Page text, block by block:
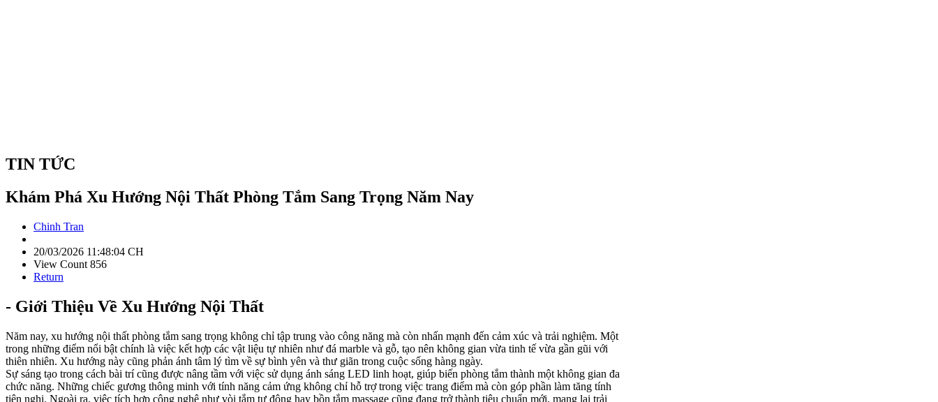
TIN TỨC
Khám Phá Xu Hướng Nội Thất Phòng Tắm Sang Trọng Năm Nay
Chinh Tran
20/03/2026 11:48:04 CH
View Count 856
Return
- Giới Thiệu Về Xu Hướng Nội Thất
Năm nay, xu hướng nội thất phòng tắm sang trọng không chỉ tập trung vào công năng mà còn nhấn mạnh đến cảm xúc và trải nghiệm. Một
trong những điểm nổi bật chính là việc kết hợp các vật liệu tự nhiên như đá marble và gỗ, tạo nên không gian vừa tinh tế vừa gần gũi với
thiên nhiên. Xu hướng này cũng phản ánh tâm lý tìm về sự bình yên và thư giãn trong cuộc sống hàng ngày.
Sự sáng tạo trong cách bài trí cũng được nâng tầm với việc sử dụng ánh sáng LED linh hoạt, giúp biến phòng tắm thành một không gian đa
chức năng. Những chiếc gương thông minh với tính năng cảm ứng không chỉ hỗ trợ trong việc trang điểm mà còn góp phần làm tăng tính
tiện nghi. Ngoài ra, việc tích hợp công nghệ như vòi tắm tự động hay bồn tắm massage cũng đang trở thành tiêu chuẩn mới, mang lại trải